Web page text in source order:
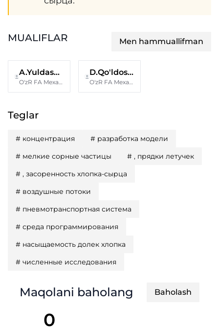
MUALIFLAR Men hammuallifman
A.Yuldashev
O'zR FA Mexanika va inshootlar seysmik mustahkamligi instituti
D.Qo'ldoshov
O'zR FA Mexanika va inshootlar seysmik mustahkamligi instituti
Teglar
# концентрация # разработка модели
# мелкие сорные частицы # , прядки летучек
# , засоренность хлопка-сырца
# воздушные потоки
# пневмотранспортная система
# среда программирования
# насыщаемость долек хлопка
# численные исследования
Maqolani baholang Baholash
0